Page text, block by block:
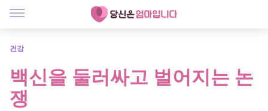
건강
백신을 둘러싸고 벌어지는 논
쟁